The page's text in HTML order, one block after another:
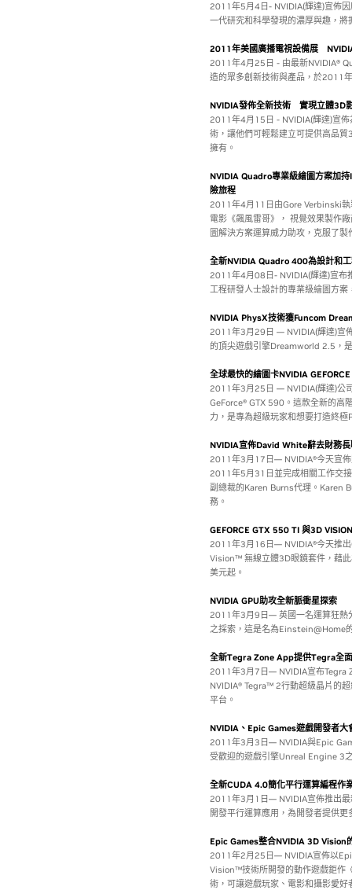
2011年5月4日- NVIDIA(輝達)宣佈
一代研究和科學發現的濃厚與趣，將
2011年美國廣播電視設備展
2011年4月25日 - 由最新NVIDIA®
造的眾多創新技術與產品，於2011
NVIDIA發佈全新技術 實現立體3D
2011年4月15日 - NVIDIA(輝達)宣
術，讓他們可輕鬆建立可提供高品
擁有。
NVIDIA Quadro專業級繪圖方案加
險旅程
2011年4月11日由Gore Verbinski執
電影《飆風雷哥》， 視覺效果製作
圖解決方案運算威力助攻，克服了
全新NVIDIA Quadro 400為設計和
2011年4月08日- NVIDIA(輝達)宣布
工程研發人士設計的專業級繪圖方
NVIDIA PhysX技術獲Funcom
2011年3月29日 — NVIDIA(輝達)宣
的頂尖遊戲引擎Dreamworld 2.5，
全球最快的繪圖卡NVIDIA
2011年3月25日 — NVIDIA(輝達)公
GeForce® GTX 590。這款全新的高
力，是專為超級玩家和想要打造終
NVIDIA宣佈David White辭去財務
2011年3月17日— NVIDIA®今天宣
2011年5月31日並完成相關工作交
副總裁的Karen Burns代理。Karen
務。
GEFORCE GTX 550 TI 與3D
2011年3月16日— NVIDIA®今天推出
Vision™ 無線立體3D眼鏡套件，藉
美元起。
NVIDIA GPU助攻全新脈衝星探索
2011年3月9日— 英國一名運算狂熱
之採索，這是名為Einstein@Home
全新Tegra Zone App提供Tegra全
2011年3月7日— NVIDIA宣布Tegra
NVIDIA® Tegra™ 2行動超級晶片的
平台。
NVIDIA、Epic Games遊戲開發者
2011年3月3日— NVIDIA與Epic
受歡迎的遊戲引擎Unreal Engine 3
全新CUDA 4.0簡化平行運算編程作
2011年3月1日— NVIDIA宣佈推出最
開發平行運算應用，為開發者提供更
Epic Games整合NVIDIA 3D Vision
2011年2月25日— NVIDIA宣佈以
Vision™技術所開發的動作遊戲鉅作
術，可讓遊戲玩家、電影和攝影愛